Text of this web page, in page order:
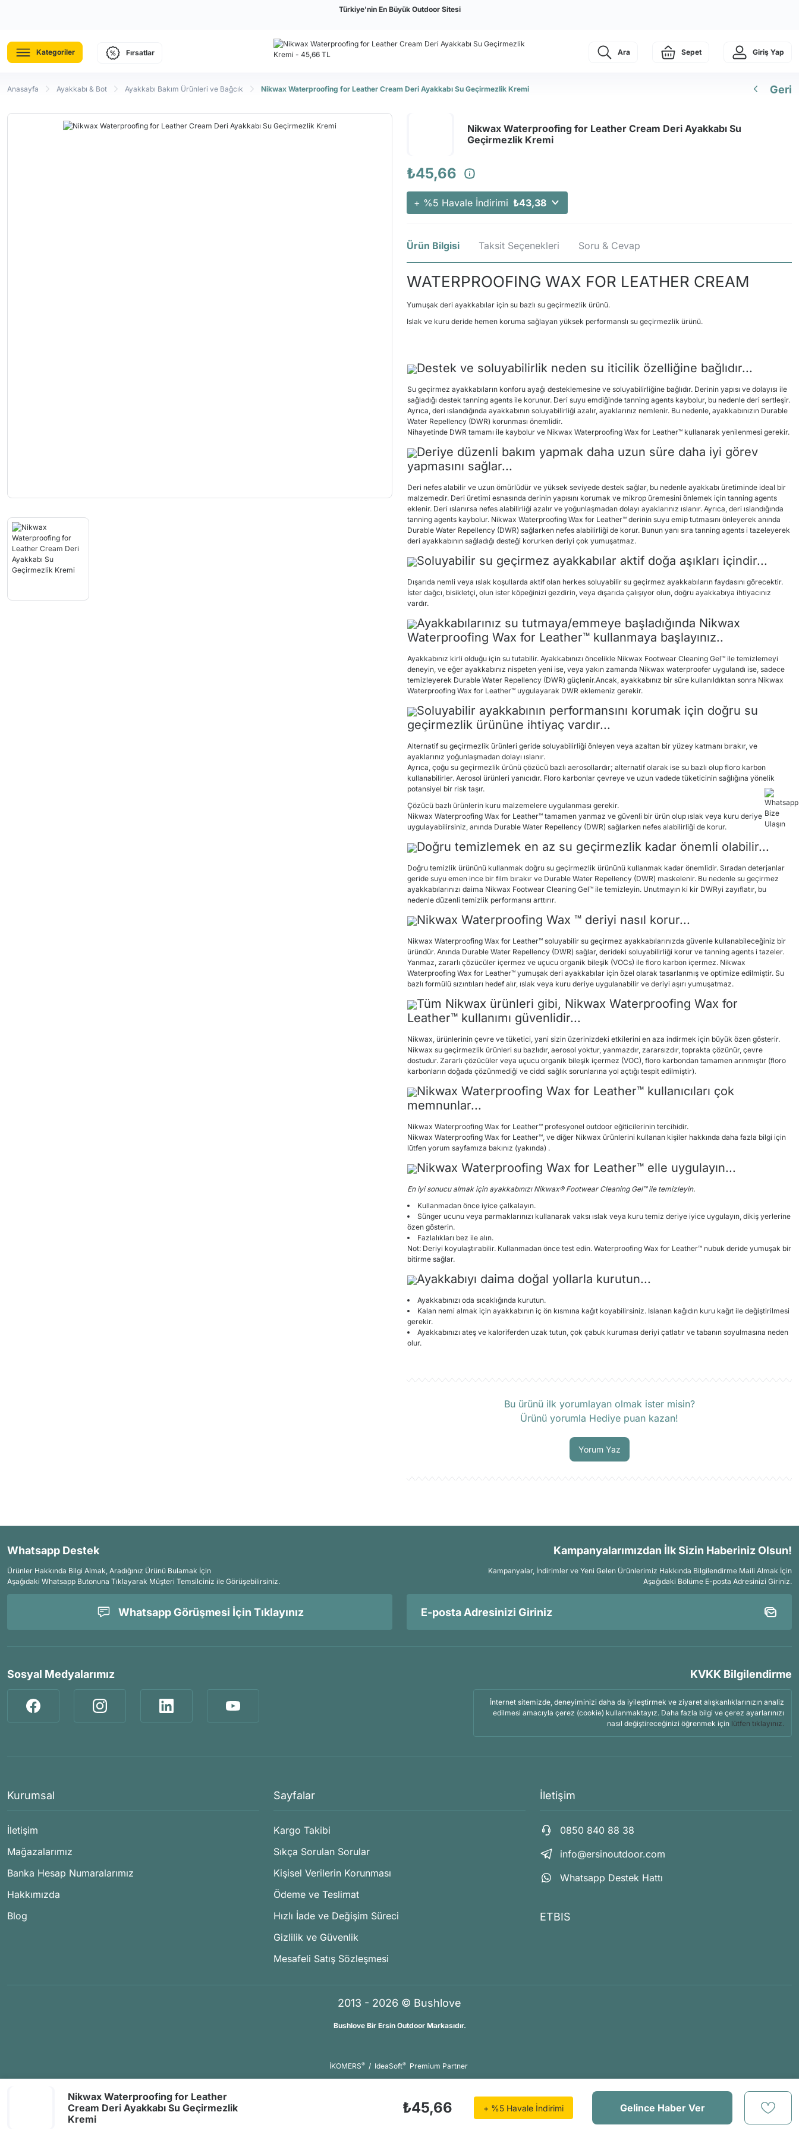
Türkiye'nin En Büyük Outdoor Sitesi
Kategoriler Fırsatlar Ara Sepet Giriş Yap
Anasayfa Ayakkabı & Bot Ayakkabı Bakım Ürünleri ve Bağcık Nikwax Waterproofing for Leather Cream Deri Ayakkabı Su Geçirmezlik Kremi Geri
Nikwax Waterproofing for Leather
Cream Deri Ayakkabı Su Geçirmezlik
Kremi
₺45,66 + %5 Havale İndirimi Gelince Haber Ver
Nikwax Waterproofing for Leather Cream Deri Ayakkabı Su
Geçirmezlik Kremi
₺45,66
+ %5 Havale İndirimi ₺43,38
Ürün Bilgisi Taksit Seçenekleri Soru & Cevap
WATERPROOFING WAX FOR LEATHER CREAM
Yumuşak deri ayakkabılar için su bazlı su geçirmezlik ürünü.
Islak ve kuru deride hemen koruma sağlayan yüksek performanslı su geçirmezlik ürünü.
Destek ve soluyabilirlik neden su iticilik özelliğine bağlıdır...
Su geçirmez ayakkabıların konforu ayağı desteklemesine ve soluyabilirliğine bağlıdır. Derinin yapısı ve dolayısı ile
sağladığı destek tanning agents ile korunur. Deri suyu emdiğinde tanning agents kaybolur, bu nedenle deri sertleşir.
Ayrıca, deri ıslandığında ayakkabının soluyabilirliği azalır, ayaklarınız nemlenir. Bu nedenle, ayakkabınızın Durable
Water Repellency (DWR) korunması önemlidir.
Nihayetinde DWR tamamı ile kaybolur ve Nikwax Waterproofing Wax for Leather™ kullanarak yenilenmesi gerekir.
Deriye düzenli bakım yapmak daha uzun süre daha iyi görev
yapmasını sağlar...
Deri nefes alabilir ve uzun ömürlüdür ve yüksek seviyede destek sağlar, bu nedenle ayakkabı üretiminde ideal bir
malzemedir. Deri üretimi esnasında derinin yapısını korumak ve mikrop üremesini önlemek için tanning agents
eklenir. Deri ıslanırsa nefes alabilirliği azalır ve yoğunlaşmadan dolayı ayaklarınız ıslanır. Ayrıca, deri ıslandığında
tanning agents kaybolur. Nikwax Waterproofing Wax for Leather™ derinin suyu emip tutmasını önleyerek anında
Durable Water Repellency (DWR) sağlarken nefes alabilirliği de korur. Bunun yanı sıra tanning agents i tazeleyerek
deri ayakkabının sağladığı desteği korurken deriyi çok yumuşatmaz.
Soluyabilir su geçirmez ayakkabılar aktif doğa aşıkları içindir...
Dışarıda nemli veya ıslak koşullarda aktif olan herkes soluyabilir su geçirmez ayakkabıların faydasını görecektir.
İster dağcı, bisikletçi, olun ister köpeğinizi gezdirin, veya dışarıda çalışıyor olun, doğru ayakkabıya ihtiyacınız
vardır.
Ayakkabılarınız su tutmaya/emmeye başladığında Nikwax
Waterproofing Wax for Leather™ kullanmaya başlayınız..
Ayakkabınız kirli olduğu için su tutabilir. Ayakkabınızı öncelikle Nikwax Footwear Cleaning Gel™ ile temizlemeyi
deneyin, ve eğer ayakkabınız nispeten yeni ise, veya yakın zamanda Nikwax waterproofer uygulandı ise, sadece
temizleyerek Durable Water Repellency (DWR) güçlenir.Ancak, ayakkabınız bir süre kullanıldıktan sonra Nikwax
Waterproofing Wax for Leather™ uygulayarak DWR eklemeniz gerekir.
Soluyabilir ayakkabının performansını korumak için doğru su
geçirmezlik ürününe ihtiyaç vardır...
Alternatif su geçirmezlik ürünleri geride soluyabilirliği önleyen veya azaltan bir yüzey katmanı bırakır, ve
ayaklarınız yoğunlaşmadan dolayı ıslanır.
Ayrıca, çoğu su geçirmezlik ürünü çözücü bazlı aerosollardır; alternatif olarak ise su bazlı olup floro karbon
kullanabilirler. Aerosol ürünleri yanıcıdır. Floro karbonlar çevreye ve uzun vadede tüketicinin sağlığına yönelik
potansiyel bir risk taşır.
Çözücü bazlı ürünlerin kuru malzemelere uygulanması gerekir.
Nikwax Waterproofing Wax for Leather™ tamamen yanmaz ve güvenli bir ürün olup ıslak veya kuru deriye
uygulayabilirsiniz, anında Durable Water Repellency (DWR) sağlarken nefes alabilirliği de korur.
Doğru temizlemek en az su geçirmezlik kadar önemli olabilir...
Doğru temizlik ürününü kullanmak doğru su geçirmezlik ürününü kullanmak kadar önemlidir. Sıradan deterjanlar
geride suyu emen ince bir film bırakır ve Durable Water Repellency (DWR) maskelenir. Bu nedenle su geçirmez
ayakkabılarınızı daima Nikwax Footwear Cleaning Gel™ ile temizleyin. Unutmayın ki kir DWRyi zayıflatır, bu
nedenle düzenli temizlik performansı arttırır.
Nikwax Waterproofing Wax ™ deriyi nasıl korur...
Nikwax Waterproofing Wax for Leather™ soluyabilir su geçirmez ayakkabılarınızda güvenle kullanabileceğiniz bir
üründür. Anında Durable Water Repellency (DWR) sağlar, derideki soluyabilirliği korur ve tanning agents i tazeler.
Yanmaz, zararlı çözücüler içermez ve uçucu organik bileşik (VOCs) ile floro karbon içermez. Nikwax
Waterproofing Wax for Leather™ yumuşak deri ayakkabılar için özel olarak tasarlanmış ve optimize edilmiştir. Su
bazlı formülü sızıntıları hedef alır, ıslak veya kuru deriye uygulanabilir ve deriyi aşırı yumuşatmaz.
Tüm Nikwax ürünleri gibi, Nikwax Waterproofing Wax for
Leather™ kullanımı güvenlidir...
Nikwax, ürünlerinin çevre ve tüketici, yani sizin üzerinizdeki etkilerini en aza indirmek için büyük özen gösterir.
Nikwax su geçirmezlik ürünleri su bazlıdır, aerosol yoktur, yanmazdır, zararsızdır, toprakta çözünür, çevre
dostudur. Zararlı çözücüler veya uçucu organik bileşik içermez (VOC), floro karbondan tamamen arınmıştır (floro
karbonların doğada çözünmediği ve ciddi sağlık sorunlarına yol açtığı tespit edilmiştir).
Nikwax Waterproofing Wax for Leather™ kullanıcıları çok
memnunlar...
Nikwax Waterproofing Wax for Leather™ profesyonel outdoor eğiticilerinin tercihidir.
Nikwax Waterproofing Wax for Leather™, ve diğer Nikwax ürünlerini kullanan kişiler hakkında daha fazla bilgi için
lütfen yorum sayfamıza bakınız (yakında) .
Nikwax Waterproofing Wax for Leather™ elle uygulayın...
En iyi sonucu almak için ayakkabınızı Nikwax® Footwear Cleaning Gel™ ile temizleyin.
Kullanmadan önce iyice çalkalayın.
Sünger ucunu veya parmaklarınızı kullanarak vaksı ıslak veya kuru temiz deriye iyice uygulayın, dikiş yerlerine
özen gösterin.
Fazlalıkları bez ile alın.
Not: Deriyi koyulaştırabilir. Kullanmadan önce test edin. Waterproofing Wax for Leather™ nubuk deride yumuşak bir
bitirme sağlar.
Ayakkabıyı daima doğal yollarla kurutun...
Ayakkabınızı oda sıcaklığında kurutun.
Kalan nemi almak için ayakkabının iç ön kısmına kağıt koyabilirsiniz. Islanan kağıdın kuru kağıt ile değiştirilmesi
gerekir.
Ayakkabınızı ateş ve kaloriferden uzak tutun, çok çabuk kuruması deriyi çatlatır ve tabanın soyulmasına neden
olur.
Bu ürünü ilk yorumlayan olmak ister misin?
Ürünü yorumla Hediye puan kazan!
Yorum Yaz
Whatsapp Destek
Ürünler Hakkında Bilgi Almak, Aradığınız Ürünü Bulamak İçin
Aşağıdaki Whatsapp Butonuna Tıklayarak Müşteri Temsilciniz ile Görüşebilirsiniz.
Whatsapp Görüşmesi İçin Tıklayınız
Kampanyalarımızdan İlk Sizin Haberiniz Olsun!
Kampanyalar, İndirimler ve Yeni Gelen Ürünlerimiz Hakkında Bilgilendirme Maili Almak İçin
Aşağıdaki Bölüme E-posta Adresinizi Giriniz.
Sosyal Medyalarımız KVKK Bilgilendirme
İnternet sitemizde, deneyiminizi daha da iyileştirmek ve ziyaret alışkanlıklarınızın analiz
edilmesi amacıyla çerez (cookie) kullanmaktayız. Daha fazla bilgi ve çerez ayarlarınızı
nasıl değiştireceğinizi öğrenmek için lütfen tıklayınız.
Kurumsal
İletişim
Mağazalarımız
Banka Hesap Numaralarımız
Hakkımızda
Blog
Sayfalar
Kargo Takibi
Sıkça Sorulan Sorular
Kişisel Verilerin Korunması
Ödeme ve Teslimat
Hızlı İade ve Değişim Süreci
Gizlilik ve Güvenlik
Mesafeli Satış Sözleşmesi
İletişim
0850 840 88 38
info@ersinoutdoor.com
Whatsapp Destek Hattı
ETBIS
2013 - 2026 © Bushlove
Bushlove Bir Ersin Outdoor Markasıdır.
İKOMERS® / IdeaSoft® Premium Partner